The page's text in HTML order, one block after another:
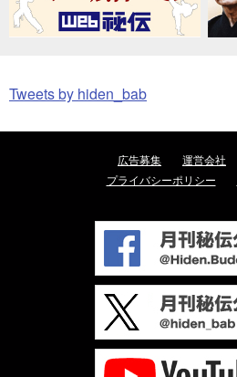
Tweets by hiden_bab
広告募集 運営会社
プライバシーポリシー